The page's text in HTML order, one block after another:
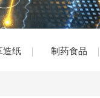
造纸 制药食品